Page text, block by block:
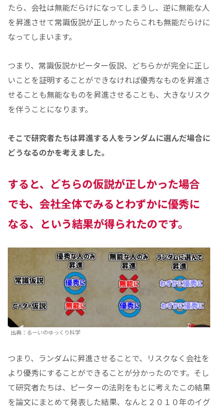
たら、会社は無能だらけになってしまうし、逆に無能な人
を昇進させて常識仮説が正しかったらこれも無能だらけに
なってしまいます。
つまり、常識仮説かピーター仮説、どちらかが完全に正し
いことを証明することができなければ優秀なものを昇進さ
せることも無能なものを昇進させることも、大きなリスク
を伴うことになります。
そこで研究者たちは昇進する人をランダムに選んだ場合に
どうなるのかを考えました。
すると、どちらの仮説が正しかった場合
でも、会社全体でみるとわずかに優秀に
なる、という結果が得られたのです。
出典：るーいのゆっくり科学
つまり、ランダムに昇進させることで、リスクなく会社を
より優秀にすることができることが分かったのです。そし
て研究者たちは、ピーターの法則をもとに考えたこの結果
を論文にまとめて発表した結果、なんと２０１０年のイグ